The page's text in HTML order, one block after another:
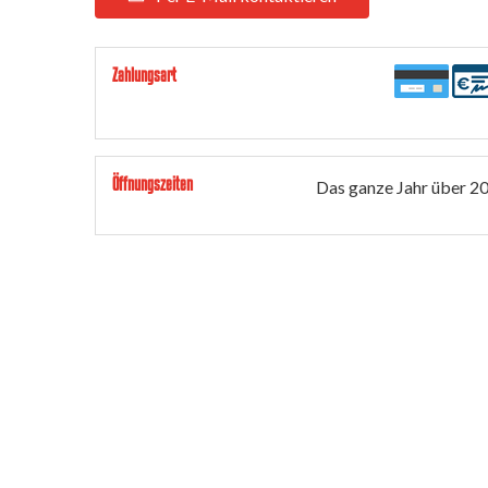
Zahlungsart
Öffnungszeiten Das ganze Jahr über